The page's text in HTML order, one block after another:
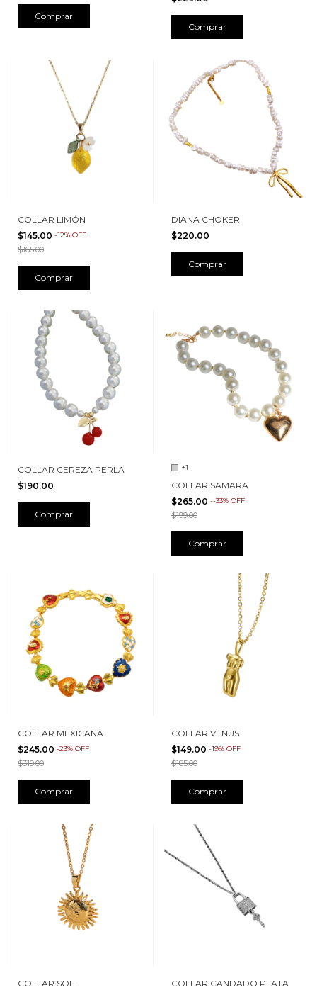
COLLAR LIMÓN
$145.00 -12% OFF
$165.00
DIANA CHOKER
$220.00
COLLAR CEREZA PERLA
$190.00
Comprar
+1
COLLAR SAMARA
$265.00 --33% OFF
$199.00
Comprar
COLLAR MEXICANA
$245.00 -23% OFF
$319.00
COLLAR VENUS
$149.00 -19% OFF
$185.00
Comprar
COLLAR SOL
COLLAR CANDADO PLATA